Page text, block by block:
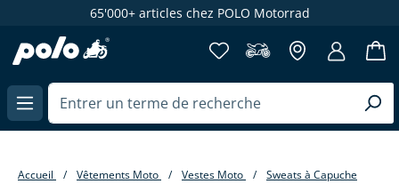
65'000+ articles chez POLO Motorrad
Accueil Vêtements Moto Vestes Moto
Sweats à Capuche